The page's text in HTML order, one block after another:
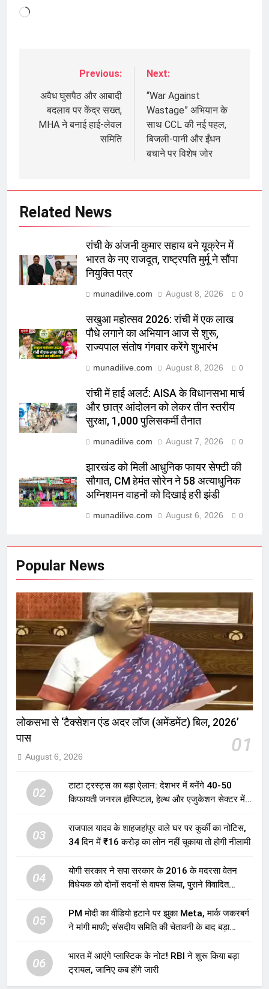
Loading…
navigation
Previous:
अवैध घुसपैठ और आबादी
बदलाव पर केंद्र सख्त,
MHA ने बनाई हाई-लेवल
समिति
Next:
“War Against
Wastage” अभियान के
साथ CCL की नई पहल,
बिजली-पानी और ईंधन
बचाने पर विशेष जोर
Related News
रांची के अंजनी कुमार सहाय बने यूक्रेन में
भारत के नए राजदूत, राष्ट्रपति मुर्मू ने सौंपा
नियुक्ति पत्र
munadilive.com August 8, 2026 0
सखुआ महोत्सव 2026: रांची में एक लाख
पौधे लगाने का अभियान आज से शुरू,
राज्यपाल संतोष गंगवार करेंगे शुभारंभ
munadilive.com August 8, 2026 0
रांची में हाई अलर्ट: AISA के विधानसभा मार्च
और छात्र आंदोलन को लेकर तीन स्तरीय
सुरक्षा, 1,000 पुलिसकर्मी तैनात
munadilive.com August 7, 2026 0
झारखंड को मिली आधुनिक फायर सेफ्टी की
सौगात, CM हेमंत सोरेन ने 58 अत्याधुनिक
अग्निशमन वाहनों को दिखाई हरी झंडी
munadilive.com August 6, 2026 0
Popular News
लोकसभा से ‘टैक्सेशन एंड अदर लॉज (अमेंडमेंट) बिल, 2026’
पास
01
August 6, 2026
02
टाटा ट्रस्ट्स का बड़ा ऐलान: देशभर में बनेंगे 40-50
किफायती जनरल हॉस्पिटल, हेल्थ और एजुकेशन सेक्टर में
03
राजपाल यादव के शाहजहांपुर वाले घर पर कुर्की का नोटिस,
34 दिन में ₹16 करोड़ का लोन नहीं चुकाया तो होगी नीलामी
04
योगी सरकार ने सपा सरकार के 2016 के मदरसा वेतन
विधेयक को दोनों सदनों से वापस लिया, पुराने विवादित
05
PM मोदी का वीडियो हटाने पर झुका Meta, मार्क जकरबर्ग
ने मांगी माफी; संसदीय समिति की चेतावनी के बाद बड़ा
06
भारत में आएंगे प्लास्टिक के नोट! RBI ने शुरू किया बड़ा
ट्रायल, जानिए कब होंगे जारी